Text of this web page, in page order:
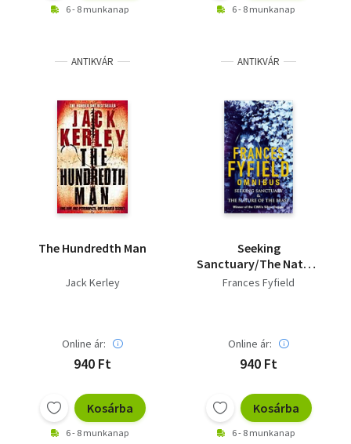
6 - 8 munkanap 6 - 8 munkanap
ANTIKVÁR
The Hundredth Man
Jack Kerley
Online ár:
940 Ft
Kosárba
6 - 8 munkanap
ANTIKVÁR
Seeking
Sanctuary/The Nature
Of The Beast
Frances Fyfield
Online ár:
940 Ft
Kosárba
6 - 8 munkanap